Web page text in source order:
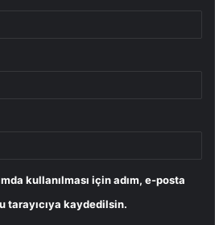
kullanılması için adım, e-posta
tarayıcıya kaydedilsin.